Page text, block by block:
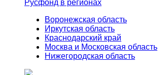
Русфонд в регионах
Воронежская область
Иркутская область
Краснодарский край
Москва и Московская область
Нижегородская область